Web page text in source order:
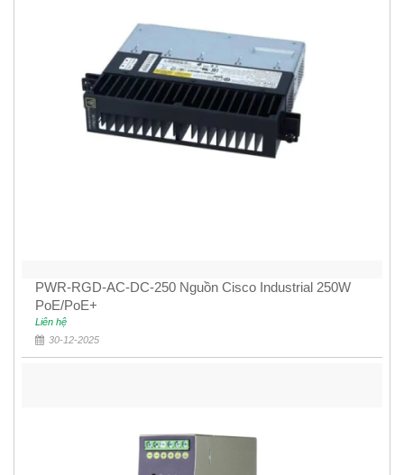
PWR-RGD-AC-DC-250 Nguồn Cisco Industrial 250W
PoE/PoE+
Liên hệ
30-12-2025